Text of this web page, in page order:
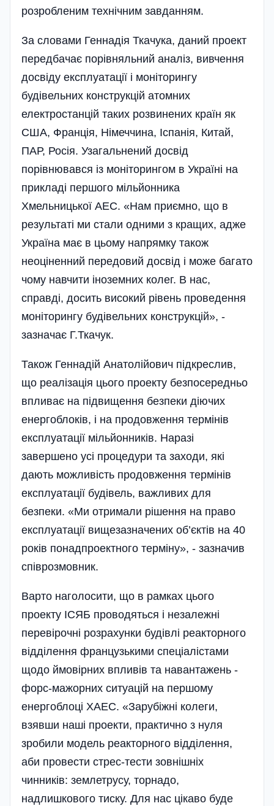
розробленим технічним завданням.
За словами Геннадія Ткачука, даний проект
передбачає порівняльний аналіз, вивчення
досві­ду експлуатації і моніторингу
будівельних конструкцій атомних
електростанцій таких розвинених країн як
США, Франція, Німеччина, Іспанія, Китай,
ПАР, Росія. Узагальнений досвід
порівнювався із моніторингом в Україні на
прикладі першого мільйонника
Хмельницької АЕС. «Нам приємно, що в
результаті ми стали одними з кращих, адже
Україна має в цьому напрямку також
неоціненний передовий досвід і може багато
чому навчити іноземних колег. В нас,
справді, досить високий рівень проведення
моніторингу будівельних конструкцій», -
зазначає Г.Ткачук.
Також Геннадій Анато­лі­йович підкреслив,
що реалізація цього проекту безпосередньо
впливає на підвищення безпеки діючих
енергоблоків, і на продовження термінів
експлуатації мільйонників. Наразі
завершено усі процедури та заходи, які
дають можливість продовження термінів
експлуатації будівель, важливих для
безпеки. «Ми отримали рішення на право
експлуатації вищезазначених об’єктів на 40
років понадпроектного терміну», - зазначив
співрозмовник.
Варто наголосити, що в рамках цього
проекту ІСЯБ проводяться і незалежні
перевірочні розрахунки будівлі реакторного
відділення французькими спеціалістами
щодо ймовірних впливів та навантажень -
форс-мажорних ситуацій на першому
енергоблоці ХАЕС. «Зарубіжні колеги,
взявши наші проекти, практично з нуля
зробили модель реакторного відділення,
аби провести стрес-тести зовнішніх
чинників: землетрусу, торнадо,
надлишкового тиску. Для нас цікаво буде